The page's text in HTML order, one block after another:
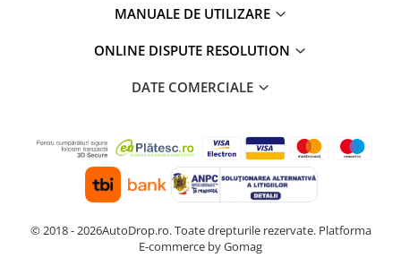
MANUALE DE UTILIZARE
ONLINE DISPUTE RESOLUTION
DATE COMERCIALE
© 2018 - 2026AutoDrop.ro. Toate drepturile rezervate. Platforma
E-commerce by Gomag